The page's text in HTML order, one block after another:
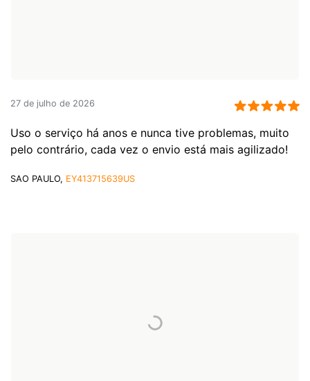
27 de julho de 2026
Uso o serviço há anos e nunca tive problemas, muito
pelo contrário, cada vez o envio está mais agilizado!
SAO PAULO, EY413715639US